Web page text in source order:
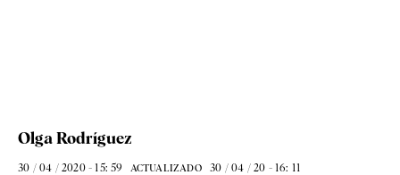
Olga Rodríguez
30 / 04 / 2020 - 15: 59 ACTUALIZADO 30 / 04 / 20 - 16: 11